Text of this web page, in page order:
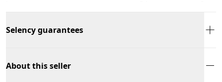
Selency guarantees
About this seller